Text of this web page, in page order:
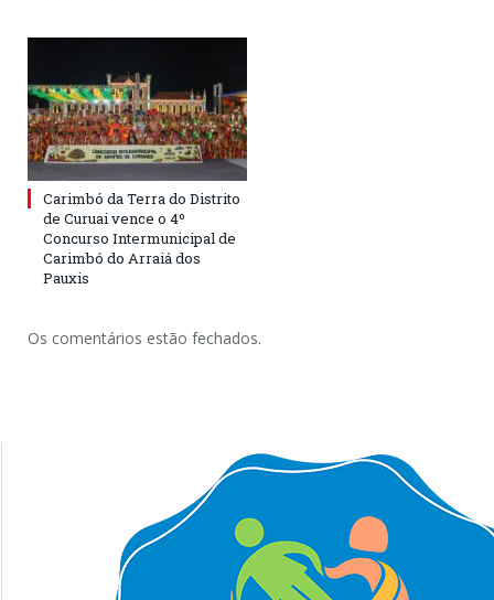
Carimbó da Terra do Distrito
de Curuai vence o 4º
Concurso Intermunicipal de
Carimbó do Arraiá dos
Pauxis
Os comentários estão fechados.